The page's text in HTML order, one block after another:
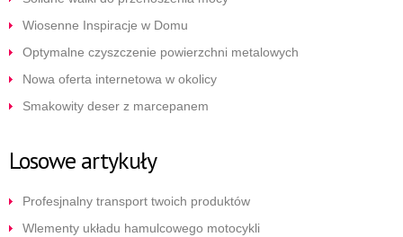
Wiosenne Inspiracje w Domu
Optymalne czyszczenie powierzchni metalowych
Nowa oferta internetowa w okolicy
Smakowity deser z marcepanem
Losowe artykuły
Profesjnalny transport twoich produktów
Wlementy układu hamulcowego motocykli